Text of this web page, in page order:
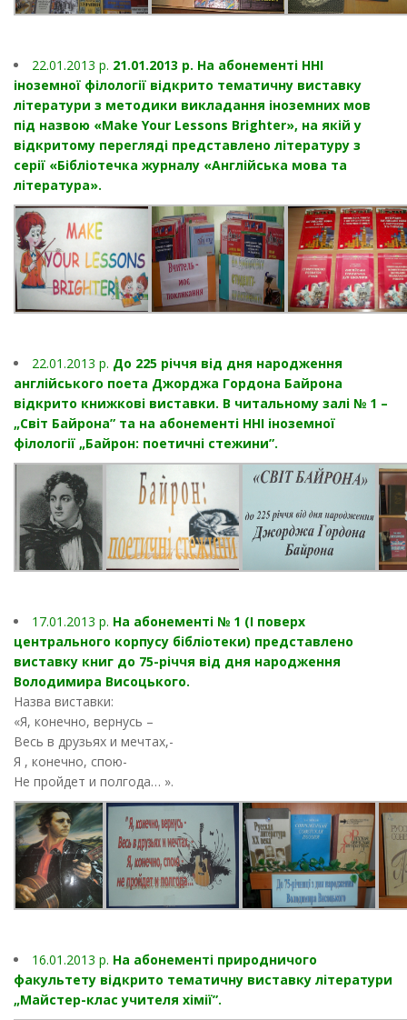
22.01.2013 p. 21.01.2013 p. На абонементі ННІ
іноземної філології відкрито тематичну виставку
літератури з методики викладання іноземних мов
під назвою «Make Your Lessons Brighter», на якій у
відкритому перегляді представлено літературу з
серії «Бібліотечка журналу «Англійська мова та
література».
22.01.2013 p. До 225 річчя від дня народження
англійського поета Джорджа Гордона Байрона
відкрито книжкові виставки. В читальному залі № 1 –
„Світ Байрона” та на абонементі ННІ іноземної
філології „Байрон: поетичні стежини”.
17.01.2013 p. На абонементі № 1 (І поверх
центрального корпусу бібліотеки) представлено
виставку книг до 75-річчя від дня народження
Володимира Висоцького.
Назва виставки:
«Я, конечно, вернусь –
Весь в друзьях и мечтах,-
Я , конечно, спою-
Не пройдет и полгода… ».
16.01.2013 p. На абонементі природничого
факультету відкрито тематичну виставку літератури
„Майстер-клас учителя хімії”.